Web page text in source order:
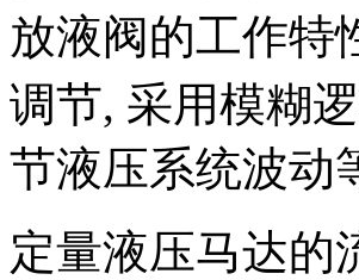
放液阀的工作特
调节, 采用模糊
节液压系统波动
定量液压马达的